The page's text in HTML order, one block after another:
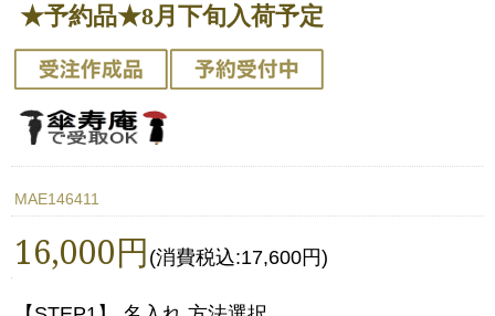
★予約品★8月下旬入荷予定
MAE146411
16,000円 (消費税込:17,600円)